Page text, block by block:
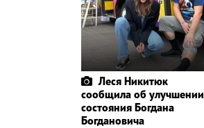
Леся Никитюк
сообщила об улучшении
состояния Богдана
Богдановича